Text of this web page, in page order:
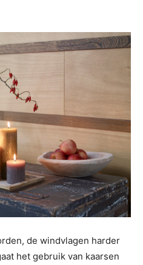
de windvlagen harder
het gebruik van kaarsen